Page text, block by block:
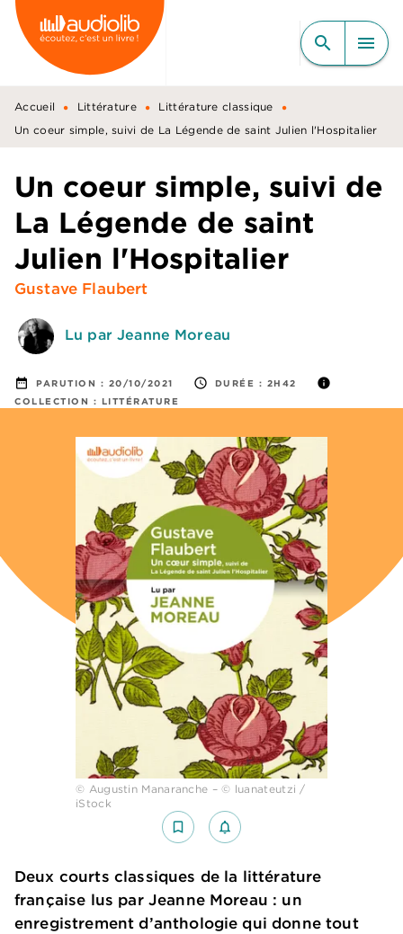
MENU RECHERCHE
CONTENU
PIED DE PAGE
search menu
Accueil • Littérature • Littérature classique •
Un coeur simple, suivi de La Légende de saint Julien l'Hospitalier
Un coeur simple, suivi de
La Légende de saint
Julien l'Hospitalier
Gustave Flaubert
Lu par Jeanne Moreau
date_range PARUTION : 20/10/2021 access_time DURÉE : 2H42 info
COLLECTION : LITTÉRATURE
© Augustin Manaranche – © luanateutzi /
iStock
bookmark_border notifications_none_outlined
Deux courts classiques de la littérature
française lus par Jeanne Moreau : un
enregistrement d’anthologie qui donne tout